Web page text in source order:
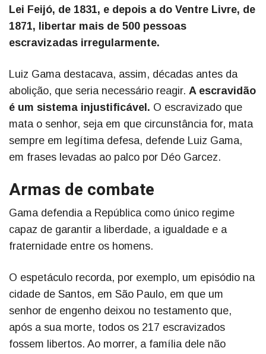
Lei Feijó, de 1831, e depois a do Ventre Livre, de
1871, libertar mais de 500 pessoas
escravizadas irregularmente.
Luiz Gama destacava, assim, décadas antes da
abolição, que seria necessário reagir. A escravidão
é um sistema injustificável. O escravizado que
mata o senhor, seja em que circunstância for, mata
sempre em legítima defesa, defende Luiz Gama,
em frases levadas ao palco por Déo Garcez.
Armas de combate
Gama defendia a República como único regime
capaz de garantir a liberdade, a igualdade e a
fraternidade entre os homens.
O espetáculo recorda, por exemplo, um episódio na
cidade de Santos, em São Paulo, em que um
senhor de engenho deixou no testamento que,
após a sua morte, todos os 217 escravizados
fossem libertos. Ao morrer, a família dele não